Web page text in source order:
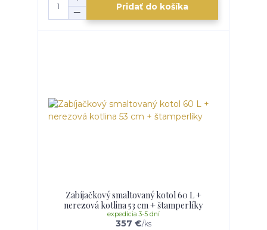
Pridať do košíka
Zabíjačkový smaltovaný kotol 60 L +
nerezová kotlina 53 cm + štamperlíky
357 €/ks
expedícia 3-5 dní